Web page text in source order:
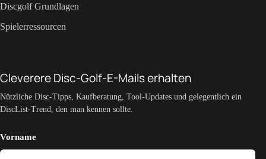
Discgolf Grundlagen
Spielerressourcen
Cleverere Disc-Golf-E-Mails erhalten
Nützliche Disc-Tipps, Kaufberatung, Tool-Updates und gelegentlich ein
DiscList-Trend, den man kennen sollte.
Vorname